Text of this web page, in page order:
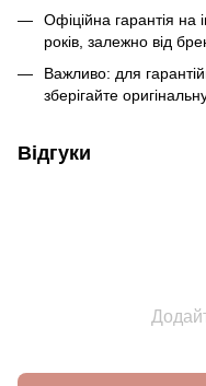
Офіційна гарантія на
років, залежно від
Важливо: для
зберігайте
Відгуки